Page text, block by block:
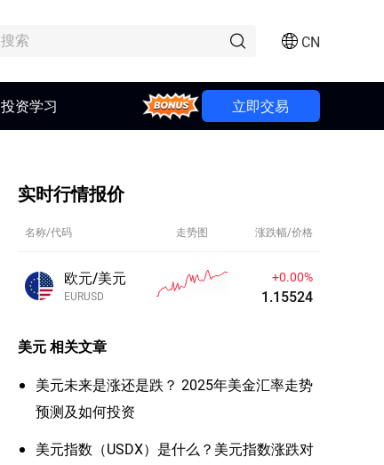
CN
投资学习 Bonus 立即交易
实时行情报价
名称/代码 走势图 涨跌幅/价格
欧元/美元
EURUSD
+0.00%
1.15524
美元相关文章
美元未来是涨还是跌？ 2025年美金汇率走势
预测及如何投资
美元指数（USDX）是什么？美元指数涨跌对